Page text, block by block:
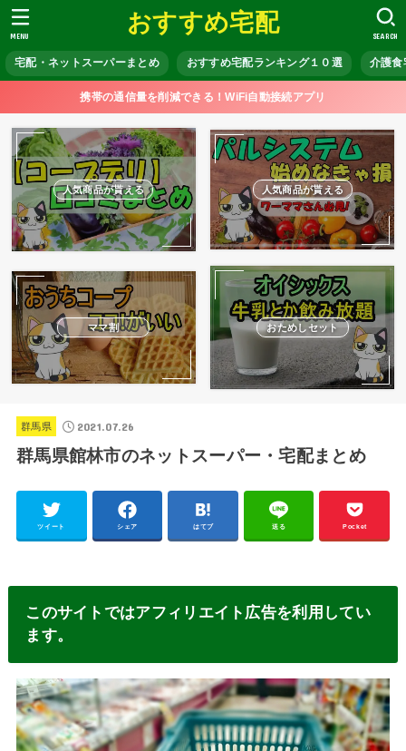
おすすめ宅配
宅配・ネットスーパーまとめ おすすめ宅配ランキング１０選 介護食
SEARCH
MENU
携帯の通信量を削減できる！WiFi自動接続アプリ
人気商品が貰える 人気商品が貰える
ママ割 おためしセット
群馬県 2021.07.26
群馬県館林市のネットスーパー・宅配まとめ
ツイート シェア はてブ 送る Pocket
このサイトではアフィリエイト広告を利用してい
ます。